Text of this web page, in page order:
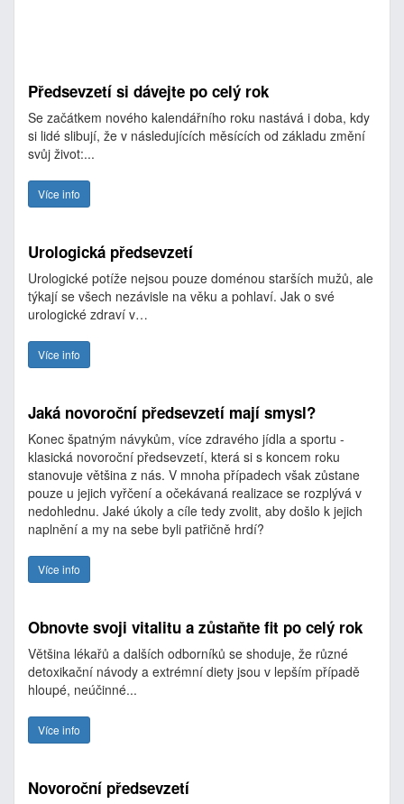
Předsevzetí si dávejte po celý rok
Se začátkem nového kalendářního roku nastává i doba, kdy
si lidé slibují, že v následujících měsících od základu změní
svůj život:...
Více info
Urologická předsevzetí
Urologické potíže nejsou pouze doménou starších mužů, ale
týkají se všech nezávisle na věku a pohlaví. Jak o své
urologické zdraví v…
Více info
Jaká novoroční předsevzetí mají smysl?
Konec špatným návykům, více zdravého jídla a sportu -
klasická novoroční předsevzetí, která si s koncem roku
stanovuje většina z nás. V mnoha případech však zůstane
pouze u jejich vyřčení a očekávaná realizace se rozplývá v
nedohlednu. Jaké úkoly a cíle tedy zvolit, aby došlo k jejich
naplnění a my na sebe byli patřičně hrdí?
Více info
Obnovte svoji vitalitu a zůstaňte fit po celý rok
Většina lékařů a dalších odborníků se shoduje, že různé
detoxikační návody a extrémní diety jsou v lepším případě
hloupé, neúčinné...
Více info
Novoroční předsevzetí